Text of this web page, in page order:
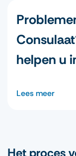
helpen u
Lees meer
Het proces